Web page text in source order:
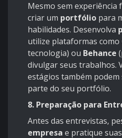
Mesmo sem experiência
criar um portfólio para
habilidades. Desenvolva
utilize plataformas como
tecnologia) ou Behance
divulgar seus trabalhos.
estágios também
parte do seu portfólio.
8. Preparação para
Antes das entrevistas,
empresa e pratique